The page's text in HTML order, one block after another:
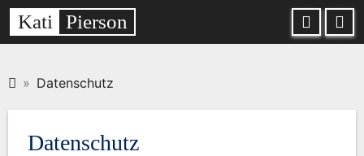
Datenschutz
Datenschutz
Kati Pierson